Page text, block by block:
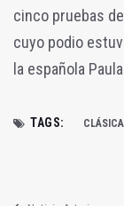
cinco pruebas
cuyo podio
la española
TAGS: